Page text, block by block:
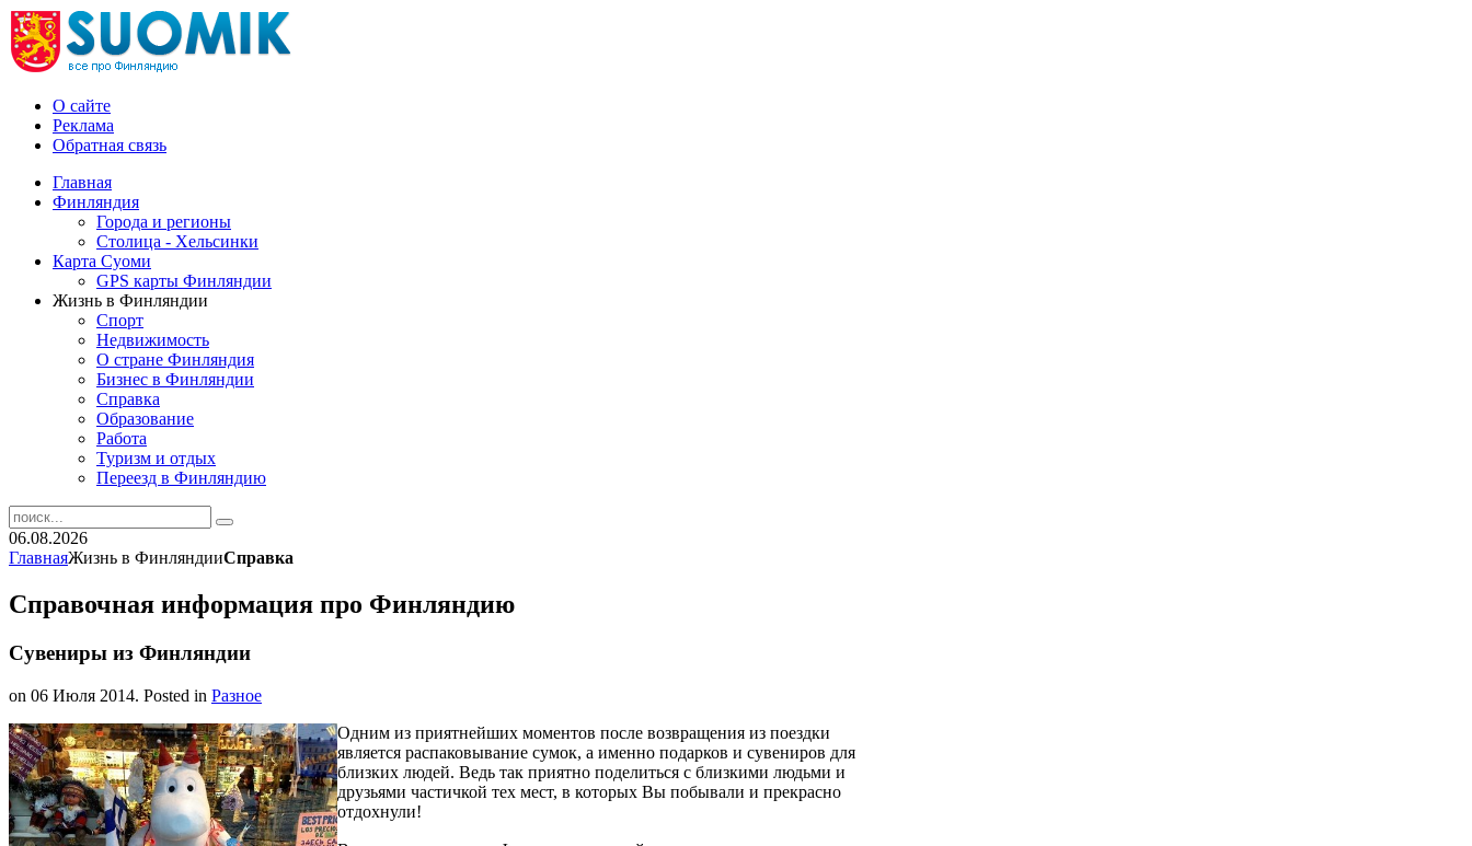
О сайте
Реклама
Обратная связь
Главная
Финляндия
Города и регионы
Столица - Хельсинки
Карта Суоми
GPS карты Финляндии
Жизнь в Финляндии
Спорт
Недвижимость
О стране Финляндия
Бизнес в Финляндии
Справка
Образование
Работа
Туризм и отдых
Переезд в Финляндию
06.08.2026
ГлавнаяЖизнь в ФинляндииСправка
Справочная информация про Финляндию
Сувениры из Финляндии
on 06 Июля 2014. Posted in Разное
Одним из приятнейших моментов после возвращения из поездки
является распаковывание сумок, а именно подарков и сувениров для
близких людей. Ведь так приятно поделиться с близкими людьми и
друзьями частичкой тех мест, в которых Вы побывали и прекрасно
отдохнули!